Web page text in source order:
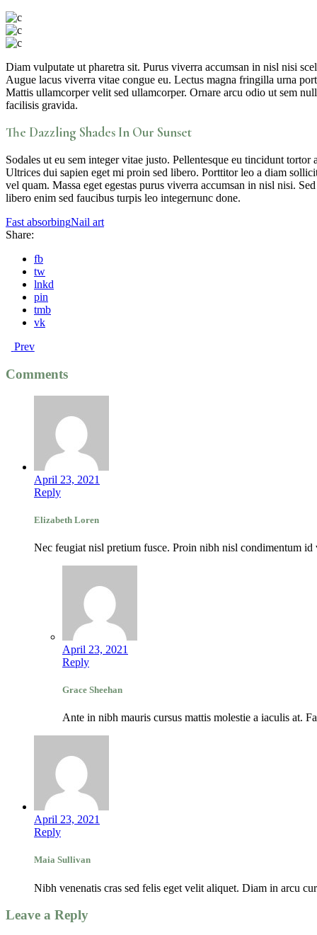
Diam vulputate ut pharetra sit. Purus viverra accumsan in nisl nisi
Augue lacus viverra vitae congue eu. Lectus magna fringilla urna
Mattis ullamcorper velit sed ullamcorper. Ornare arcu odio ut sem
facilisis gravida.
The Dazzling Shades In Our Sunset
Sodales ut eu sem integer vitae justo. Pellentesque eu tincidunt
Ultrices dui sapien eget mi proin sed libero. Porttitor leo a diam
vel quam. Massa eget egestas purus viverra accumsan in nisl nisi.
libero enim sed faucibus turpis leo integernunc done.
Fast absorbingNail art
Share:
fb
tw
lnkd
pin
tmb
vk
Prev
Comments
April 23, 2021
Reply
Elizabeth Loren
Nec feugiat nisl pretium fusce. Proin nibh nisl condimentum id
April 23, 2021
Reply
Grace Sheehan
Ante in nibh mauris cursus mattis molestie a iaculis at.
April 23, 2021
Reply
Maia Sullivan
Nibh venenatis cras sed felis eget velit aliquet. Diam in arcu
Leave a Reply